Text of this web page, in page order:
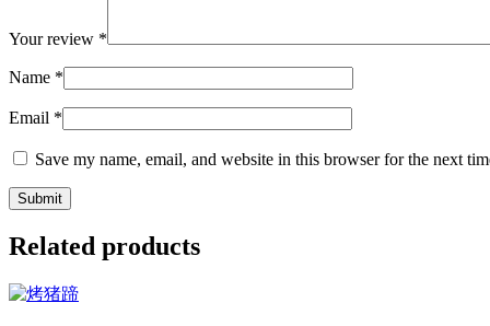
Your review *
Name *
Email *
Save my name, email, and website in this browser for the next
Related products